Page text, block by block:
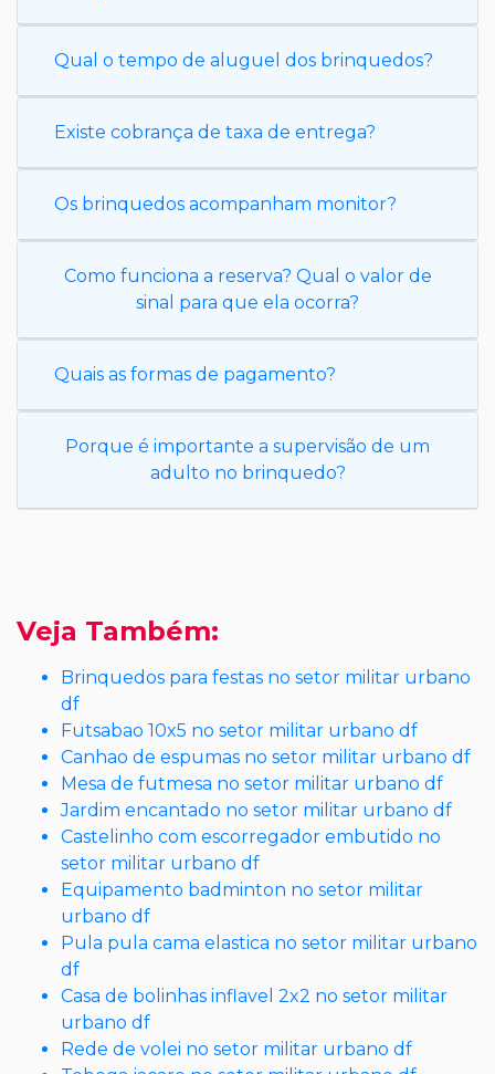
Qual o tempo de aluguel dos brinquedos?
Existe cobrança de taxa de entrega?
Os brinquedos acompanham monitor?
Como funciona a reserva? Qual o valor de
sinal para que ela ocorra?
Quais as formas de pagamento?
Porque é importante a supervisão de um
adulto no brinquedo?
Veja Também:
Brinquedos para festas no setor militar urbano
df
Futsabao 10x5 no setor militar urbano df
Canhao de espumas no setor militar urbano df
Mesa de futmesa no setor militar urbano df
Jardim encantado no setor militar urbano df
Castelinho com escorregador embutido no
setor militar urbano df
Equipamento badminton no setor militar
urbano df
Pula pula cama elastica no setor militar urbano
df
Casa de bolinhas inflavel 2x2 no setor militar
urbano df
Rede de volei no setor militar urbano df